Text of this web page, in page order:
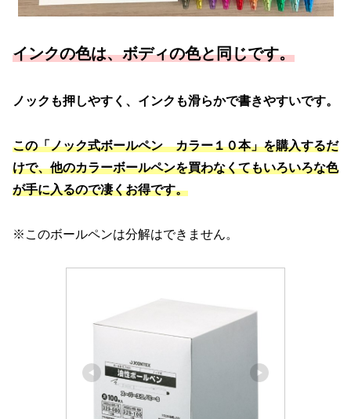
インクの色は、ボディの色と同じです。
ノックも押しやすく、インクも滑らかで書きやすいです。
この「ノック式ボールペン カラー１０本」を購入するだ
けで、他のカラーボールペンを買わなくてもいろいろな色
が手に入るので凄くお得です。
※このボールペンは分解はできません。